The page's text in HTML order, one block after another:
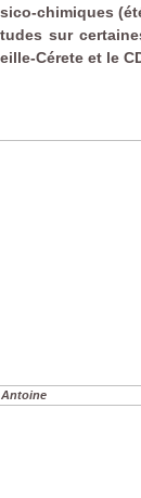
chimiques
sur
Cérete et le